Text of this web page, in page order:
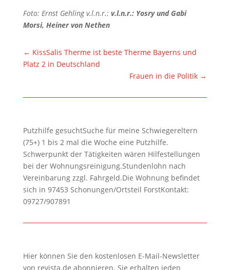
Foto: Ernst Gehling v.l.n.r.: v.l.n.r.: Yosry und Gabi
Morsi, Heiner von Nethen
← KissSalis Therme ist beste Therme Bayerns und
Platz 2 in Deutschland
Frauen in die Politik →
Putzhilfe gesuchtSuche für meine Schwiegereltern
(75+) 1 bis 2 mal die Woche eine Putzhilfe.
Schwerpunkt der Tätigkeiten wären Hilfestellungen
bei der Wohnungsreinigung.Stundenlohn nach
Vereinbarung zzgl. Fahrgeld.Die Wohnung befindet
sich in 97453 Schonungen/Ortsteil ForstKontakt:
09727/907891
Hier können Sie den kostenlosen E-Mail-Newsletter
von revista.de abonnieren. Sie erhalten jeden